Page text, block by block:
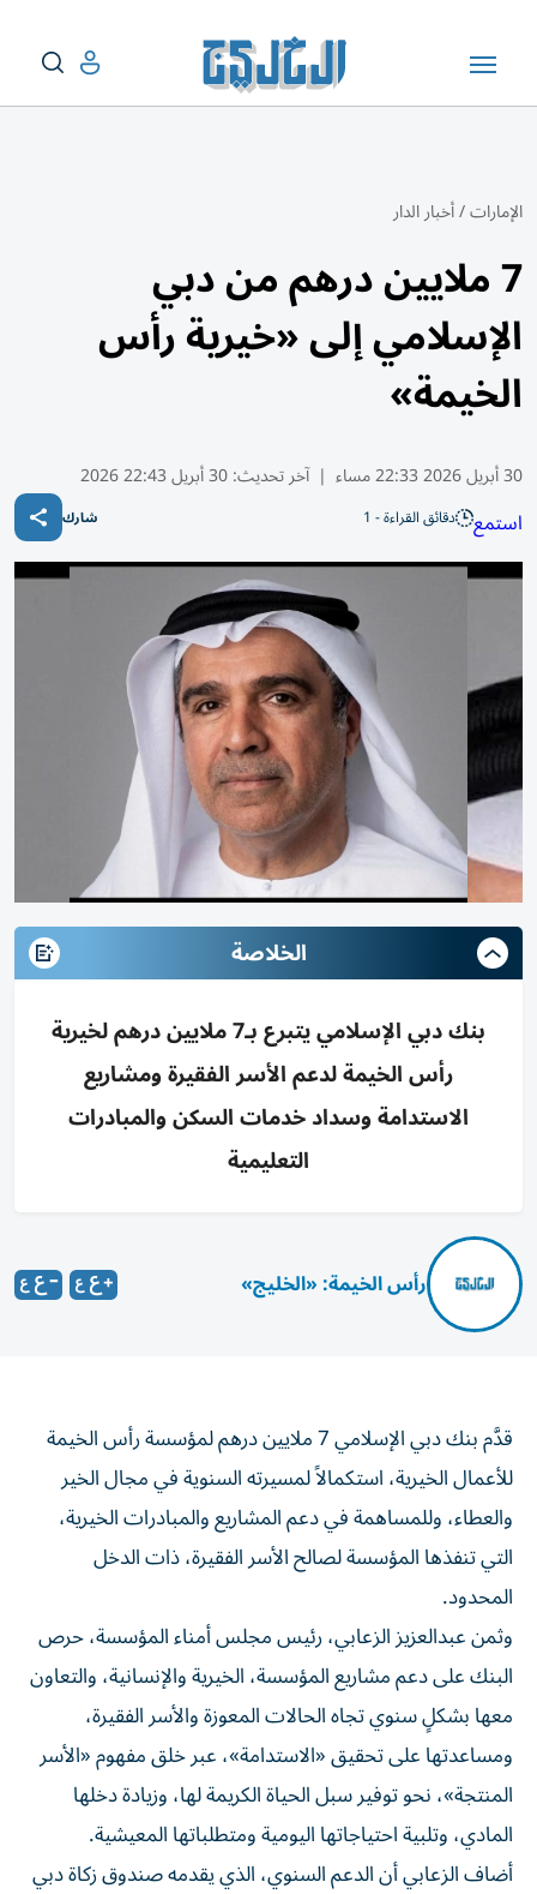
الإمارات/أخبار الدار
7 ملايين درهم من دبي
الإسلامي إلى «خيرية رأس
الخيمة»
30 أبريل 2026 22:33 مساء | آخر تحديث:30 أبريل 22:43 2026
استمع دقائق القراءة - 1 شارك
الخلاصة
بنك دبي الإسلامي يتبرع بـ7 ملايين درهم لخيرية
رأس الخيمة لدعم الأسر الفقيرة ومشاريع
الاستدامة وسداد خدمات السكن والمبادرات
التعليمية
رأس الخيمة: «الخليج»
قدَّم بنك دبي الإسلامي 7 ملايين درهم لمؤسسة رأس الخيمة
للأعمال الخيرية، استكمالاً لمسيرته السنوية في مجال الخير
والعطاء، وللمساهمة في دعم المشاريع والمبادرات الخيرية،
التي تنفذها المؤسسة لصالح الأسر الفقيرة، ذات الدخل
المحدود.
وثمن عبدالعزيز الزعابي، رئيس مجلس أمناء المؤسسة، حرص
البنك على دعم مشاريع المؤسسة، الخيرية والإنسانية، والتعاون
معها بشكلٍ سنوي تجاه الحالات المعوزة والأسر الفقيرة،
ومساعدتها على تحقيق «الاستدامة»، عبر خلق مفهوم «الأسر
المنتجة»، نحو توفير سبل الحياة الكريمة لها، وزيادة دخلها
المادي، وتلبية احتياجاتها اليومية ومتطلباتها المعيشية.
أضاف الزعابي أن الدعم السنوي، الذي يقدمه صندوق زكاة دبي